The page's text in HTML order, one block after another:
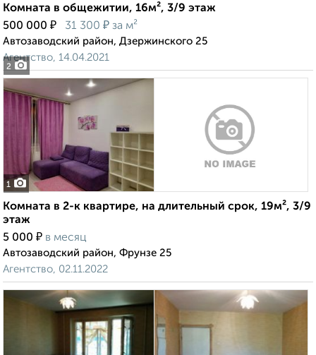
2
Комната в общежитии, 16м², 3/9 этаж
500 000 ₽ 31 300 ₽ за м²
Автозаводский район, Дзержинского 25
Агентство, 14.04.2021
1
Комната в 2-к квартире, на длительный срок, 19м², 3/9
этаж
5 000 ₽ в месяц
Автозаводский район, Фрунзе 25
Агентство, 02.11.2022